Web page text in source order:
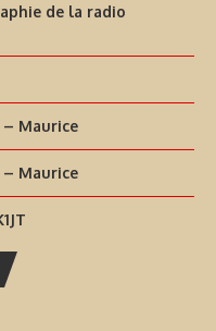
de la radio
Maurice
Maurice